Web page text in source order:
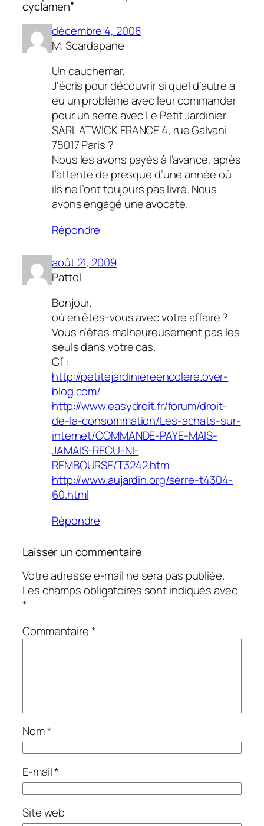
cyclamen”
décembre 4, 2008
M. Scardapane
Un cauchemar,
J’écris pour découvrir si quel d’autre a
eu un problème avec leur commander
pour un serre avec Le Petit Jardinier
SARL ATWICK FRANCE 4, rue Galvani
75017 Paris ?
Nous les avons payés à l’avance, après
l’attente de presque d’une année où
ils ne l’ont toujours pas livré. Nous
avons engagé une avocate.
Répondre
août 21, 2009
Pattol
Bonjour.
où en êtes-vous avec votre affaire ?
Vous n’êtes malheureusement pas les
seuls dans votre cas.
Cf :
http://petitejardiniereencolere.over-
blog.com/
http://www.easydroit.fr/forum/droit-
de-la-consommation/Les-achats-sur-
internet/COMMANDE-PAYE-MAIS-
JAMAIS-RECU-NI-
REMBOURSE/T3242.htm
http://www.aujardin.org/serre-t4304-
60.html
Répondre
Laisser un commentaire
Votre adresse e-mail ne sera pas publiée.
Les champs obligatoires sont indiqués avec
*
Commentaire*
Nom*
E-mail*
Site web